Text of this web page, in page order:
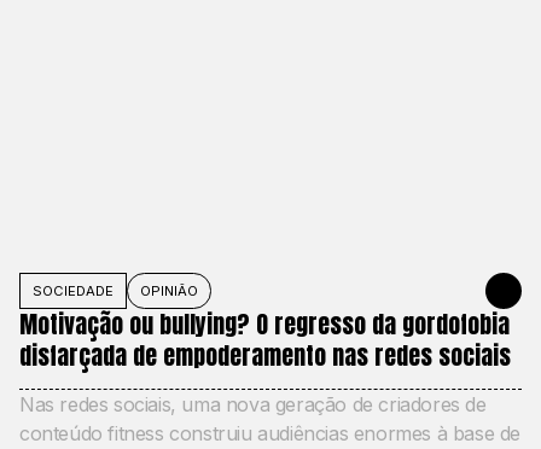
SOCIEDADE OPINIÃO MAY 27,
Motivação ou bullying? O regresso da gordofobia
disfarçada de empoderamento nas redes sociais
Nas redes sociais, uma nova geração de criadores de
conteúdo fitness construiu audiências enormes à base de